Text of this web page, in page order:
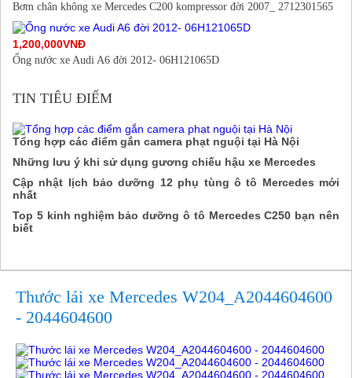
Bơm chân không xe Mercedes C200 kompressor đời 2007_ 2712301565
1,200,000VNĐ
Ống nước xe Audi A6 đời 2012- 06H121065D
TIN TIÊU ĐIỂM
Tổng hợp các điểm gắn camera phạt nguội tại Hà Nội
Những lưu ý khi sử dụng gương chiếu hậu xe Mercedes
Cập nhật lịch bảo dưỡng 12 phụ tùng ô tô Mercedes mới
nhất
Top 5 kinh nghiệm bảo dưỡng ô tô Mercedes C250 bạn nên
biết
Thước lái xe Mercedes W204_A2044604600
- 2044604600